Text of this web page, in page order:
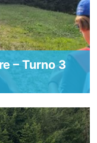
– Turno 3